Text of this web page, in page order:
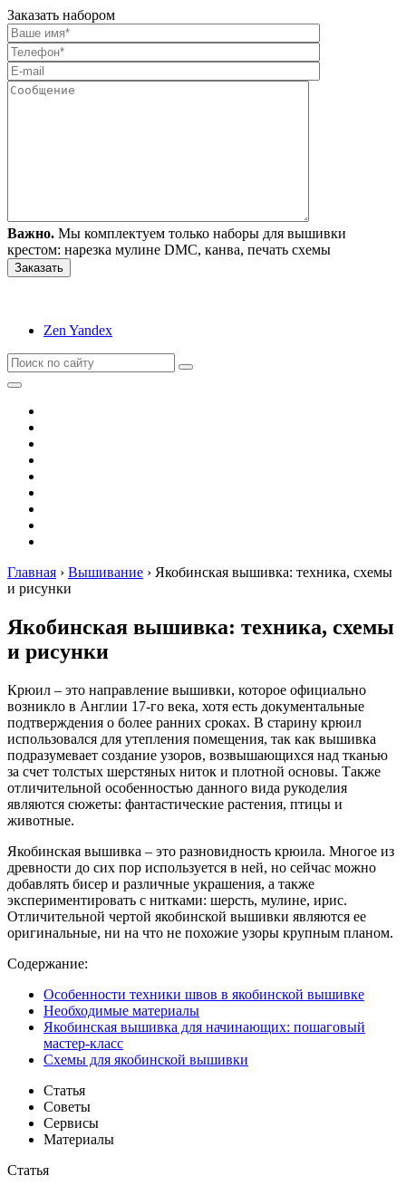
Заказать набором
Важно. Мы комплектуем только наборы для вышивки
крестом: нарезка мулине DMC, канва, печать схемы
Zen Yandex
Главная › Вышивание › Якобинская вышивка: техника, схемы
и рисунки
Якобинская вышивка: техника, схемы
и рисунки
Крюил – это направление вышивки, которое официально
возникло в Англии 17-го века, хотя есть документальные
подтверждения о более ранних сроках. В старину крюил
использовался для утепления помещения, так как вышивка
подразумевает создание узоров, возвышающихся над тканью
за счет толстых шерстяных ниток и плотной основы. Также
отличительной особенностью данного вида рукоделия
являются сюжеты: фантастические растения, птицы и
животные.
Якобинская вышивка – это разновидность крюила. Многое из
древности до сих пор используется в ней, но сейчас можно
добавлять бисер и различные украшения, а также
экспериментировать с нитками: шерсть, мулине, ирис.
Отличительной чертой якобинской вышивки являются ее
оригинальные, ни на что не похожие узоры крупным планом.
Содержание:
Особенности техники швов в якобинской вышивке
Необходимые материалы
Якобинская вышивка для начинающих: пошаговый
мастер-класс
Схемы для якобинской вышивки
Статья
Советы
Сервисы
Материалы
Статья